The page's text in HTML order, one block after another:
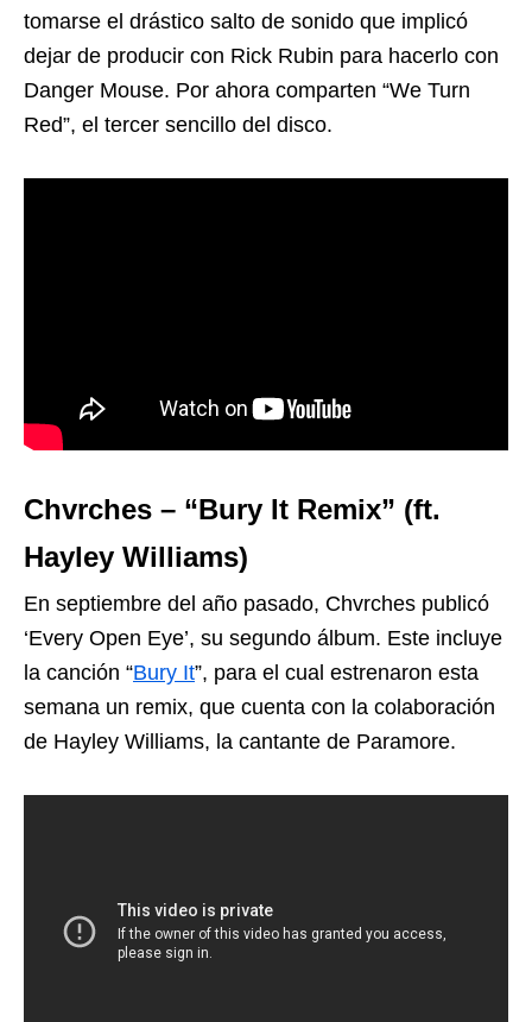
tomarse el drástico salto de sonido que implicó
dejar de producir con Rick Rubin para hacerlo con
Danger Mouse. Por ahora comparten “We Turn
Red”, el tercer sencillo del disco.
Chvrches – “Bury It Remix” (ft.
Hayley Williams)
En septiembre del año pasado, Chvrches publicó
‘Every Open Eye’, su segundo álbum. Este incluye
la canción “Bury It”, para el cual estrenaron esta
semana un remix, que cuenta con la colaboración
de Hayley Williams, la cantante de Paramore.